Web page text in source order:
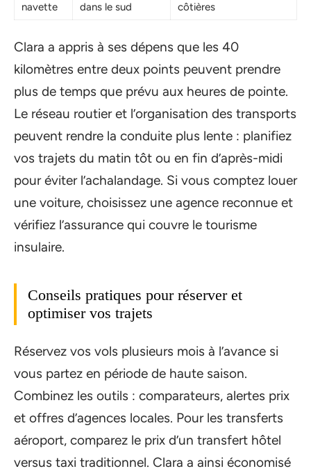
navette
dans le sud
côtières
Clara a appris à ses dépens que les 40
kilomètres entre deux points peuvent prendre
plus de temps que prévu aux heures de pointe.
Le réseau routier et l’organisation des transports
peuvent rendre la conduite plus lente : planifiez
vos trajets du matin tôt ou en fin d’après-midi
pour éviter l’achalandage. Si vous comptez louer
une voiture, choisissez une agence reconnue et
vérifiez l’assurance qui couvre le tourisme
insulaire.
Conseils pratiques pour réserver et
optimiser vos trajets
Réservez vos vols plusieurs mois à l’avance si
vous partez en période de haute saison.
Combinez les outils : comparateurs, alertes prix
et offres d’agences locales. Pour les transferts
aéroport, comparez le prix d’un transfert hôtel
versus taxi traditionnel. Clara a ainsi économisé